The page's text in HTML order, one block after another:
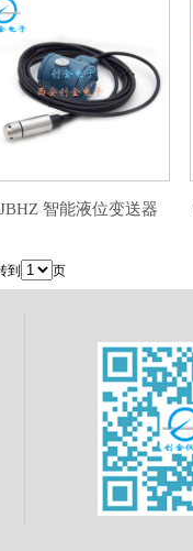
智能液位变送器
到 页